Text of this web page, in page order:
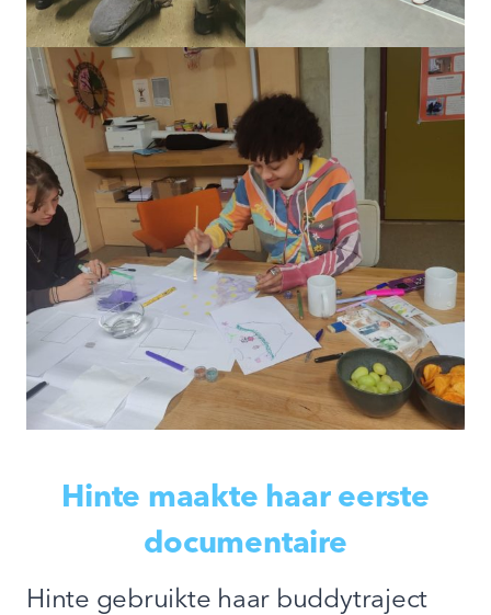
Hinte maakte haar eerste
documentaire
Hinte gebruikte haar buddytraject